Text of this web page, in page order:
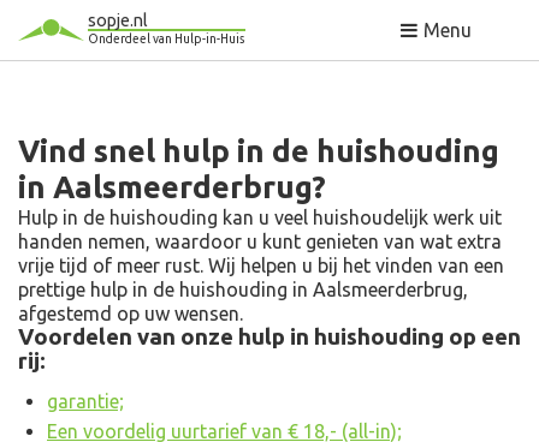
sopje.nl
Onderdeel van Hulp-in-Huis Menu
Vind snel hulp in de huishouding
in Aalsmeerderbrug?
Hulp in de huishouding kan u veel huishoudelijk werk uit
handen nemen, waardoor u kunt genieten van wat extra
vrije tijd of meer rust. Wij helpen u bij het vinden van een
prettige hulp in de huishouding in Aalsmeerderbrug,
afgestemd op uw wensen.
Voordelen van onze hulp in huishouding op een
rij:
garantie;
Een voordelig uurtarief van € 18,- (all-in);